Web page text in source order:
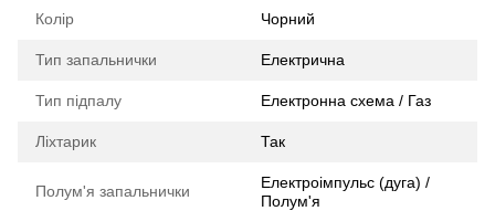
Колір Чорний
Тип запальнички Електрична
Тип підпалу Електронна схема / Газ
Ліхтарик Так
Полум'я запальнички
Електроімпульс (дуга) /
Полум'я